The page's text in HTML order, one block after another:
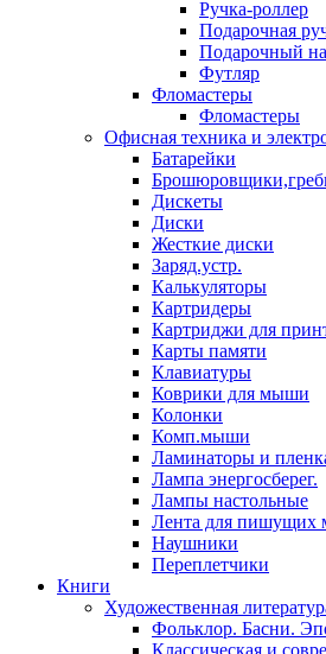
Ручка-роллер
Подарочная
Подарочный
Футляр
Фломастеры
Фломастеры
Офисная техника и
Батарейки
Дискеты
Диски
Жесткие диски
Заряд.устр.
Калькуляторы
Картридеры
Картриджи для
Карты памяти
Клавиатуры
Коврики для мыши
Колонки
Комп.мыши
Ламинаторы и
Лампа энергосберег.
Лампы настольные
Лента для пишущих
Наушники
Переплетчики
Книги
Художественная
Фольклор. Басни.
Классическая и